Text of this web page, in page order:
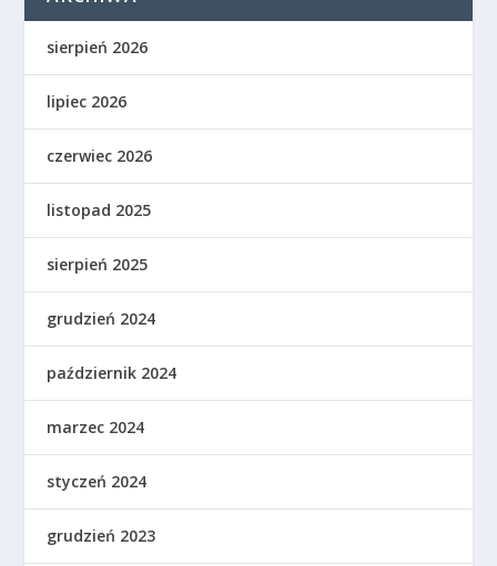
sierpień 2026
lipiec 2026
czerwiec 2026
listopad 2025
sierpień 2025
grudzień 2024
październik 2024
marzec 2024
styczeń 2024
grudzień 2023